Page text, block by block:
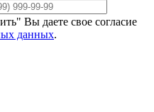
Вы даете свое согласие
данных.